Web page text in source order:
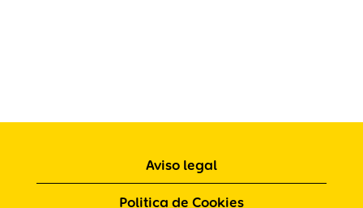
Aviso legal
Politica de Cookies